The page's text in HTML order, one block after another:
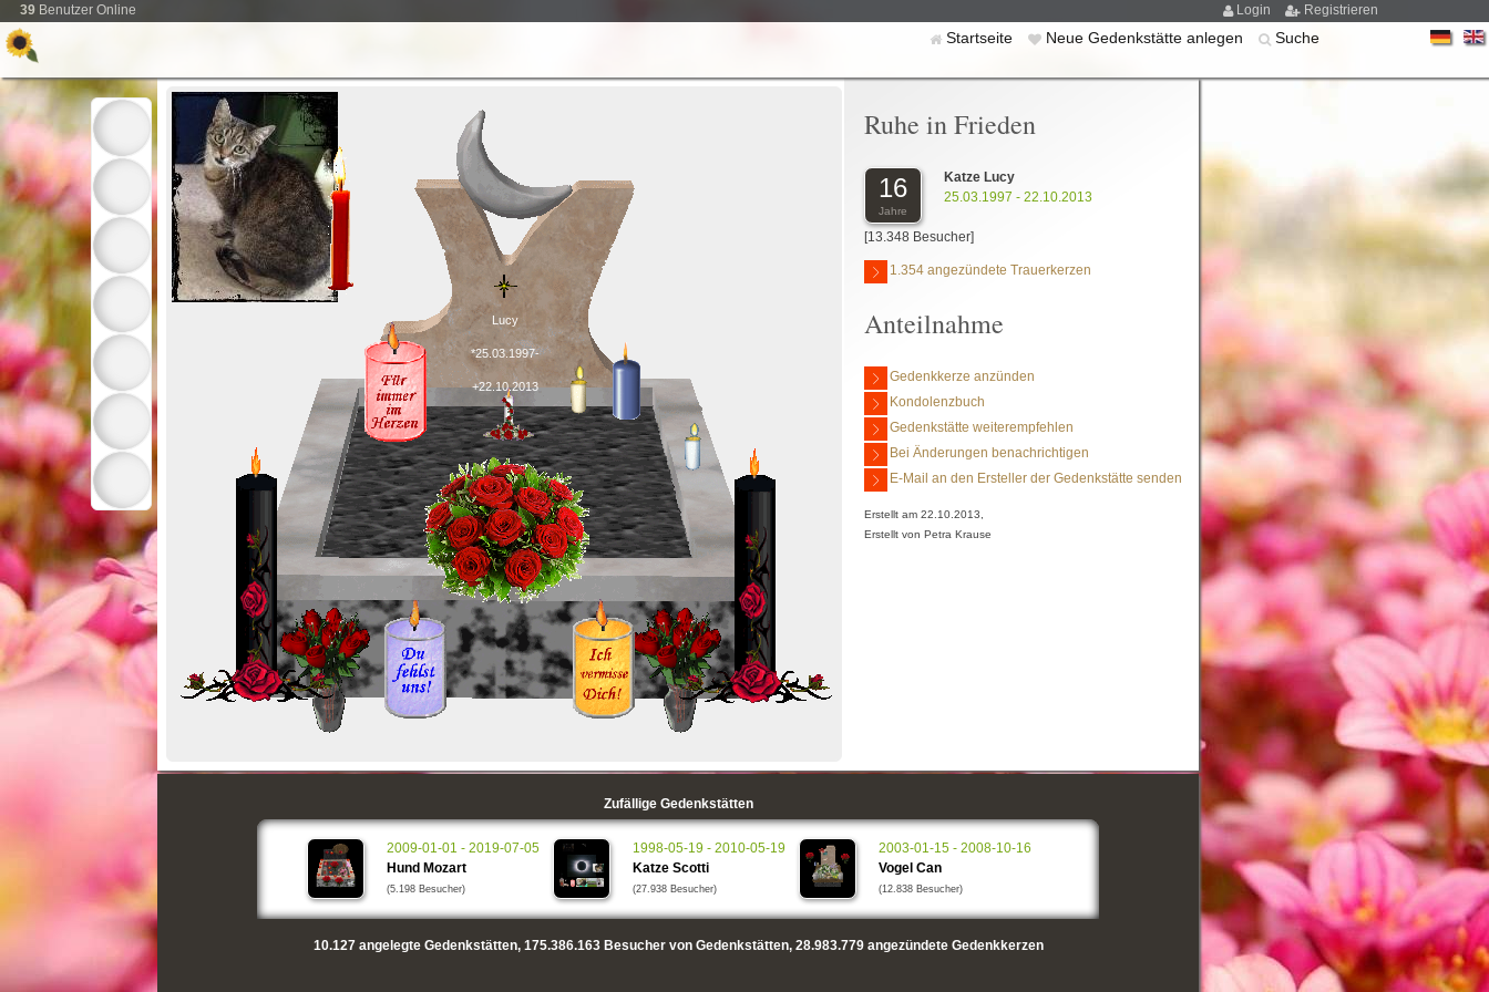
39 Benutzer Online Login Registrieren
Startseite Neue Gedenkstätte anlegen Suche
Lucy
*25.03.1997-
+22.10.2013
Ruhe in Frieden
16
Jahre
Katze Lucy
25.03.1997 - 22.10.2013
[13.348 Besucher]
1.354 angezündete Trauerkerzen
Anteilnahme
Gedenkkerze anzünden
Kondolenzbuch
Gedenkstätte weiterempfehlen
Bei Änderungen benachrichtigen
E-Mail an den Ersteller der Gedenkstätte senden
Erstellt am 22.10.2013,
Erstellt von Petra Krause
Zufällige Gedenkstätten
2009-01-01 - 2019-07-05
Hund Mozart
(5.198 Besucher)
1998-05-19 - 2010-05-19
Katze Scotti
(27.938 Besucher)
2003-01-15 - 2008-10-16
Vogel Can
(12.838 Besucher)
10.127angelegte Gedenkstätten, 175.386.163Besucher von Gedenkstätten, 28.983.779angezündete Gedenkkerzen